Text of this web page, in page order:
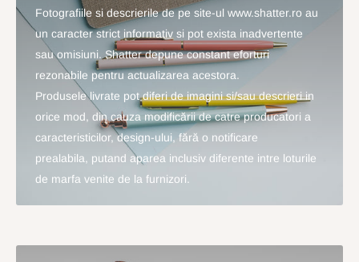
Fotografiile si descrierile de pe site-ul www.shatter.ro au
un caracter strict informativ si pot exista inadvertente
sau omisiuni. Shatter depune constant eforturi
rezonabile pentru actualizarea acestora.
Produsele livrate pot diferi de imagini si/sau descrieri in
orice mod, din cauza modificării de catre producatori a
caracteristicilor, design-ului, fără o notificare
prealabila, putand aparea inclusiv diferente intre loturile
de marfa venite de la furnizori.